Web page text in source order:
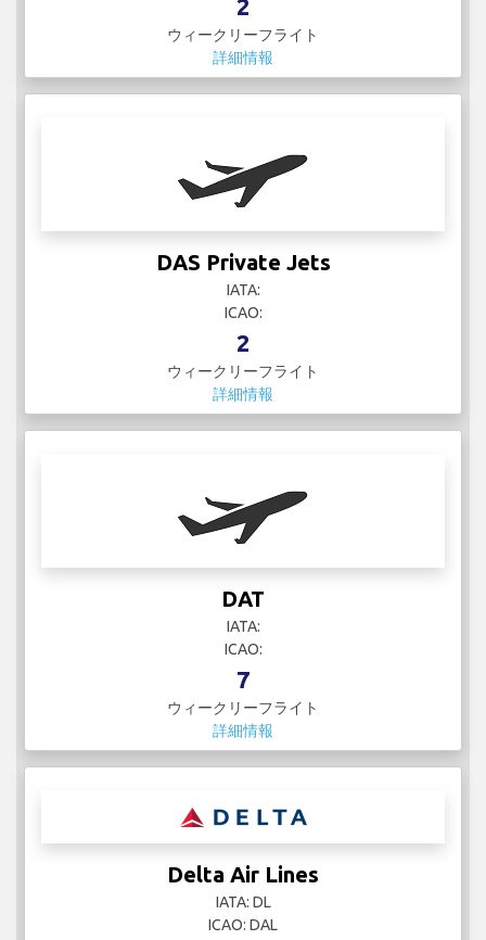
2
ウィークリーフライト
詳細情報
DAS Private Jets
IATA:
ICAO:
2
ウィークリーフライト
詳細情報
DAT
IATA:
ICAO:
7
ウィークリーフライト
詳細情報
Delta Air Lines
IATA: DL
ICAO: DAL